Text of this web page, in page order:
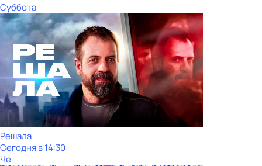
Суббота
Решала
Сегодня в 14:30
Че